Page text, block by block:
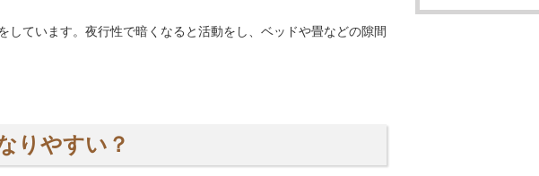
ています。夜行性で暗くなると活動をし、ベッドや畳などの隙間
りやすい？